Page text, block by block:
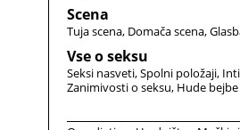
Scena
Tuja scena Domača scena
Vse o seksu
Seksi nasveti Spolni položaji
Zanimivosti o seksu Hude bejbe